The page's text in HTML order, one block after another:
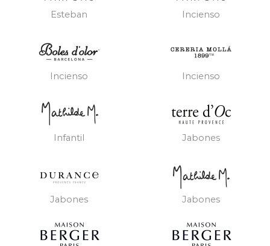
Esteban Incienso
Incienso Incienso
Infantil Jabones
Jabones Jabones